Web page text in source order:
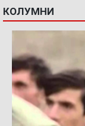
КОЛУМНИ